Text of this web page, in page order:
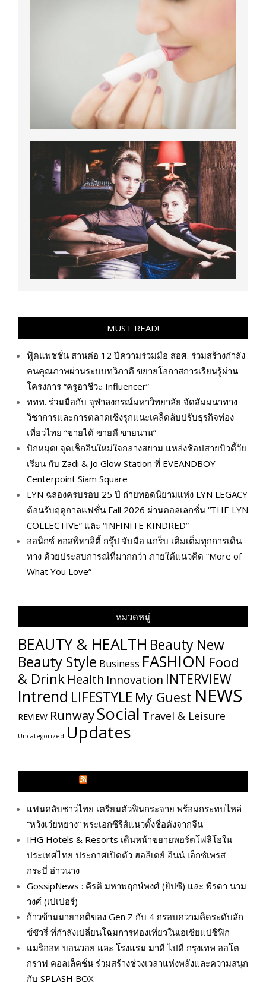
MUST READ!
ฟู้ดแพชชั่น สานต่อ 12 ปีความร่วมมือ สอศ. ร่วมสร้างกำลัง
คนคุณภาพผ่านระบบทวิภาคี ขยายโอกาสการเรียนรู้ผ่าน
โครงการ “ครูอาชีวะ Influencer”
ททท. ร่วมมือกับ จุฬาลงกรณ์มหาวิทยาลัย จัดสัมมนาทาง
วิชาการและการตลาดเชิงรุกแนะเคล็ดลับปรับธุรกิจท่อง
เที่ยวไทย “ขายได้ ขายดี ขายนาน”
ปักหมุด! จุดเช็กอินใหม่ใจกลางสยาม แหล่งช้อปสายบิวตี้วัย
เรียน กับ Zadi & Jo Glow Station ที่ EVEANDBOY
Centerpoint Siam Square
LYN ฉลองครบรอบ 25 ปี ถ่ายทอดนิยามแห่ง LYN LEGACY
ต้อนรับฤดูกาลแฟชั่น Fall 2026 ผ่านคอลเลกชั่น “THE LYN
COLLECTIVE” และ “INFINITE KINDRED”
ออนิกซ์ ฮอสพิทาลิตี้ กรุ๊ป จับมือ แกร็บ เติมเต็มทุกการเดิน
ทาง ด้วยประสบการณ์ที่มากกว่า ภายใต้แนวคิด “More of
What You Love”
หมวดหมู่
BEAUTY & HEALTH Beauty New
Beauty Style Business FASHION Food
& Drink Health Innovation INTERVIEW
Intrend LIFESTYLE My​ Guest NEWS
REVIEW RunwaySocial Travel & Leisure
Uncategorized Updates
แฟนคลับชาวไทย เตรียมตัวฟินกระจาย พร้อมกระทบไหล่
“หวังเว่ยหยาง” พระเอกซีรีส์แนวตั้งชื่อดังจากจีน
IHG Hotels & Resorts เดินหน้าขยายพอร์ตโฟลิโอใน
ประเทศไทย ประกาศเปิดตัว ฮอลิเดย์ อินน์ เอ็กซ์เพรส
กระบี่ อ่าวนาง
GossipNews : คีรติ มหาพฤกษ์พงศ์ (ยิปซี) และ พีรดา นาม
วงศ์ (เปเปอร์)
ก้าวข้ามมายาคติของ Gen Z กับ 4 กรอบความคิดระดับลัก
ซ์ชัวรี่ ที่กำลังเปลี่ยนโฉมการท่องเที่ยวในเอเชียแปซิฟิก
แมริออท บอนวอย และ โรงแรม มาดี ไปดี กรุงเทพ ออโต
กราฟ คอลเล็คชั่น ร่วมสร้างช่วงเวลาแห่งพลังและความสนุก
กับ SPLASH BOX